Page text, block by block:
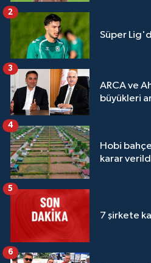
Süper
2
ARCA ve
büyükleri
3
Hobi
karar
4
7 şirkete
5
6